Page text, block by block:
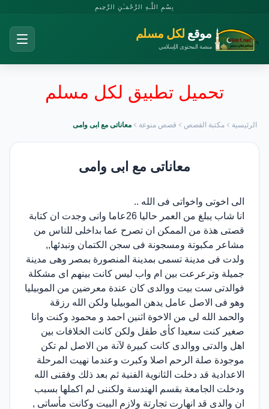
بِسْمِ اللَّـهِ الرَّحْمَـٰنِ الرَّحِيمِ
موقع لكل مسلم
منصة المحتوى الإسلامي
تحميل تطبيق لكل مسلم
الرئيسية مكتبة القصص قصص منوعة معاناتى مع ابى وامى
معاناتى مع ابى وامى
الى اخوتى واخواتى فى الله ..
انا شاب يبلغ من العمر حاليا 26عاما وانى وجدت ان كتابة
قصتى هذة من الممكن ان تصرح عما بداخلى للناس من
مشاعر مكبوتة ومسجونة فى سجن الكتمان ونبدئها,,
ولدت فى مدينة تسمى بمدينة المنصورة بمصر وهى مدينة
جميلة وترعرعت بين ام واب ليس كانت بينهم اى مشكلة
فوالدتى ست بيت ووالدى كان عندة معرضين من الموبيليا
وهو فى الاصل عامل يدهن الموبيليا ولكن الله رزقة
والحمد الله لى من الاخوة اثنين احمد و محمود وكنت وانا
صغير كنت سعيدا كأى طفل ولكن كانت الخلافات بين
اهل والدتى ووالدى كانت كبيرة لآنة من الاصل لم تكن
موجودة صلة الرحم اصلا وكبرت وعندما نهيت المرحلة
الاعدادية قد دخلت الثانوية الفنية ثم بعد ذلك وفقنى الله
ودخلت الجامعة بقسم الهندسة ولكننى لم اكملها بسبب
ان والدى قد انهارت تجارتة ولازم البيت وكانت مأساتى ,